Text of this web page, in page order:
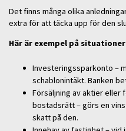
Det finns många olika
extra för att täcka upp för den
Här är exempel på
Investeringssparkonto –
schablonintäkt. Banken
Försäljning av aktier
bostadsrätt – görs en
skatt på den.